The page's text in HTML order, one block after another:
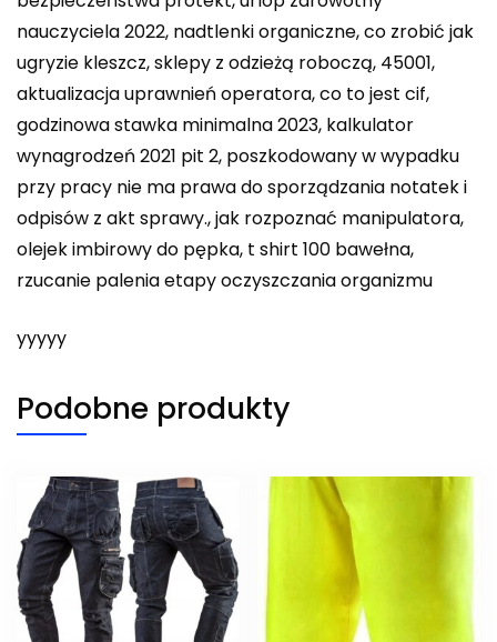
nauczyciela 2022, nadtlenki organiczne, co zrobić jak
ugryzie kleszcz, sklepy z odzieżą roboczą, 45001,
aktualizacja uprawnień operatora, co to jest cif,
godzinowa stawka minimalna 2023, kalkulator
wynagrodzeń 2021 pit 2, poszkodowany w wypadku
przy pracy nie ma prawa do sporządzania notatek i
odpisów z akt sprawy., jak rozpoznać manipulatora,
olejek imbirowy do pępka, t shirt 100 bawełna,
rzucanie palenia etapy oczyszczania organizmu
yyyyy
Podobne produkty